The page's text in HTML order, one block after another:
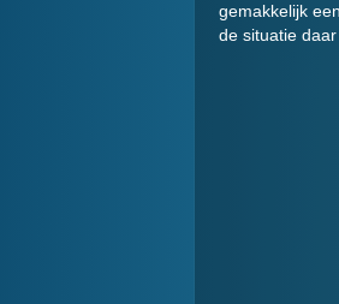
gemakkelijk
de situatie daar